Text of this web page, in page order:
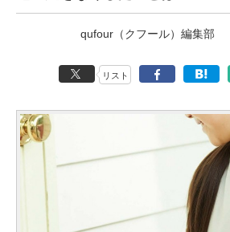
qufour（クフール）編集部
リスト